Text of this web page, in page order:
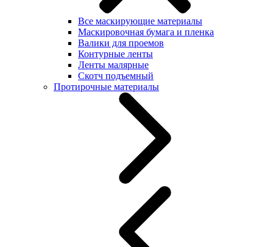
Все маскирующие материалы
Маскировочная бумага и пленка
Валики для проемов
Контурные ленты
Ленты малярные
Скотч подъемный
Протирочные материалы